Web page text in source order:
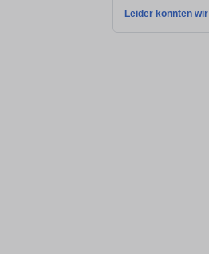
Leider konnten